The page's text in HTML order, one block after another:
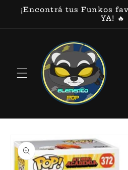
directamente
¡Encontrá tus Funkos
YA! 🔥
a la
información
del producto